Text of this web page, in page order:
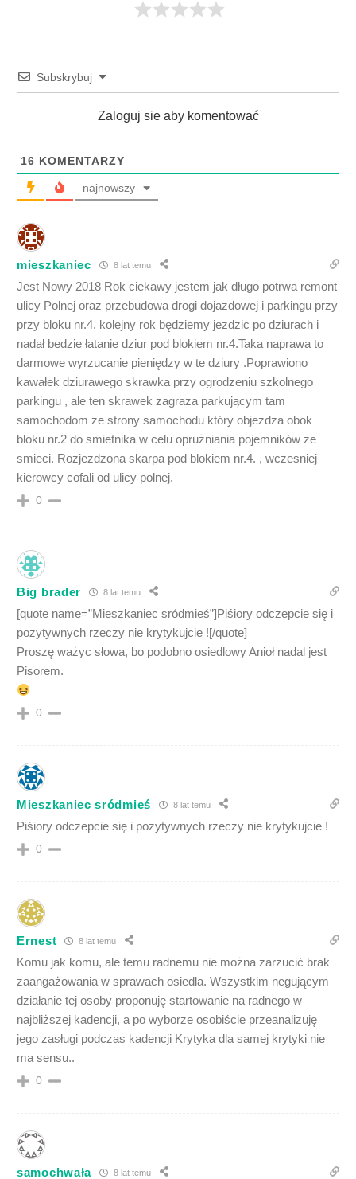
Subskrybuj
Zaloguj sie aby komentować
16 KOMENTARZY
najnowszy
mieszkaniec 8 lat temu
Jest Nowy 2018 Rok ciekawy jestem jak długo potrwa remont
ulicy Polnej oraz przebudowa drogi dojazdowej i parkingu przy
przy bloku nr.4. kolejny rok będziemy jezdzic po dziurach i
nadał bedzie łatanie dziur pod blokiem nr.4.Taka naprawa to
darmowe wyrzucanie pieniędzy w te dziury .Poprawiono
kawałek dziurawego skrawka przy ogrodzeniu szkolnego
parkingu , ale ten skrawek zagraza parkującym tam
samochodom ze strony samochodu który objezdza obok
bloku nr.2 do smietnika w celu oprużniania pojemników ze
smieci. Rozjezdzona skarpa pod blokiem nr.4. , wczesniej
kierowcy cofali od ulicy polnej.
0
Big brader 8 lat temu
[quote name=”Mieszkaniec sródmieś”]Piśiory odczepcie się i
pozytywnych rzeczy nie krytykujcie ![/quote]
Proszę ważyc słowa, bo podobno osiedlowy Anioł nadal jest
Pisorem.
0
Mieszkaniec sródmieś 8 lat temu
Piśiory odczepcie się i pozytywnych rzeczy nie krytykujcie !
0
Ernest 8 lat temu
Komu jak komu, ale temu radnemu nie można zarzucić brak
zaangażowania w sprawach osiedla. Wszystkim negującym
działanie tej osoby proponuję startowanie na radnego w
najbliższej kadencji, a po wyborze osobiście przeanalizuję
jego zasługi podczas kadencji Krytyka dla samej krytyki nie
ma sensu..
0
samochwała 8 lat temu